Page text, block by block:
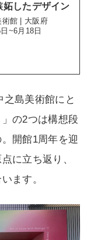
妬したデザイン
術館 | 大阪府
~6月18日
之島美術館にと
の2つは構想段
開館1周年を迎
に立ち返り、
ます。